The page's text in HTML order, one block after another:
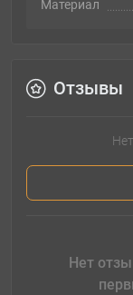
Материал
Отзывы
Нет